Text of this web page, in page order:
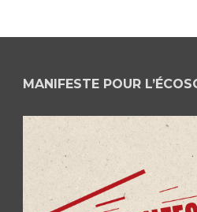
MANIFESTE POUR